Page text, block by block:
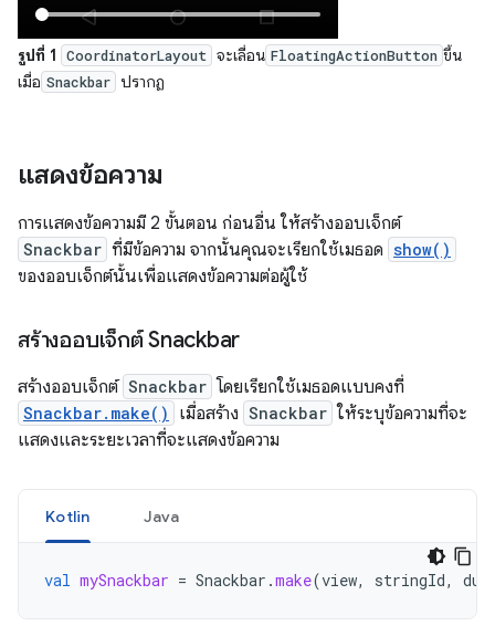
รูปที่ 1 CoordinatorLayout จะเลื่อน FloatingActionButton ขึ้น
เมื่อ Snackbar ปรากฏ
แสดงข้อความ
การแสดงข้อความมี 2 ขั้นตอน ก่อนอื่น ให้สร้างออบเจ็กต์
Snackbar ที่มีข้อความ จากนั้นคุณจะเรียกใช้เมธอด show()
ของออบเจ็กต์นั้นเพื่อแสดงข้อความต่อผู้ใช้
สร้างออบเจ็กต์ Snackbar
สร้างออบเจ็กต์ Snackbar โดยเรียกใช้เมธอดแบบคงที่
Snackbar.make() เมื่อสร้าง Snackbar ให้ระบุข้อความที่จะ
แสดงและระยะเวลาที่จะแสดงข้อความ
Kotlin Java
val mySnackbar = Snackbar .make(view, stringId,